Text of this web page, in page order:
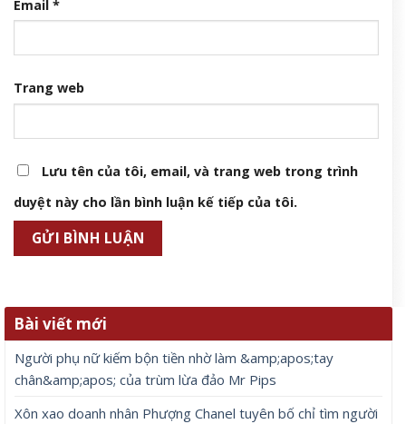
Email *
Trang web
Lưu tên của tôi, email, và trang web trong trình
duyệt này cho lần bình luận kế tiếp của tôi.
Bài viết mới
Người phụ nữ kiếm bộn tiền nhờ làm &amp;apos;tay
chân&amp;apos; của trùm lừa đảo Mr Pips
Xôn xao doanh nhân Phượng Chanel tuyên bố chỉ tìm người